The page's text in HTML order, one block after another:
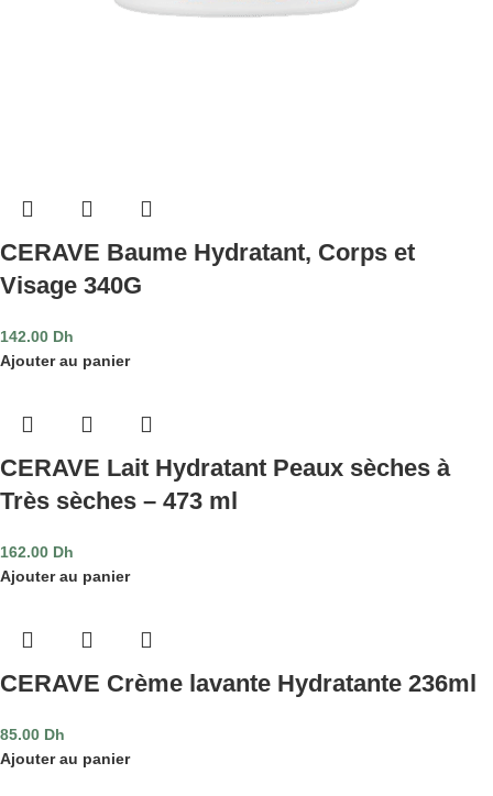
CERAVE Baume Hydratant, Corps et
Visage 340G
142.00 Dh
Ajouter au panier
CERAVE Lait Hydratant Peaux sèches à
Très sèches – 473 ml
162.00 Dh
Ajouter au panier
CERAVE Crème lavante Hydratante 236ml
85.00 Dh
Ajouter au panier